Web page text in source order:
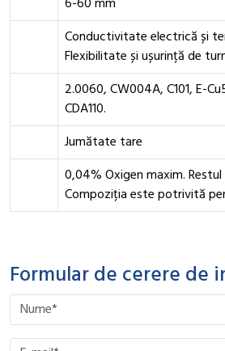
Conductivitate electrică și
Flexibilitate și ușurință de
2.0060, CW004A, C101, E-
CDA110.
Jumătate tare
0,04% Oxigen maxim.
Compoziția este potrivită
Formular de cerere de
Please leave this field empty.
Please leave this field empty.
Please leave this field empty.
Please leave this field empty.